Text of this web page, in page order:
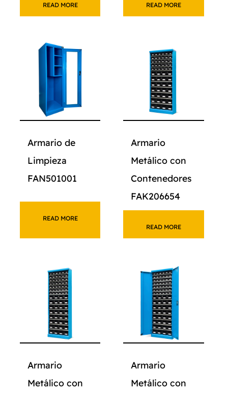
READ MORE READ MORE
Armario de
Limpieza
FAN501001
READ MORE
Armario
Metálico con
Contenedores
FAK206654
READ MORE
Armario
Metálico con
Armario
Metálico con